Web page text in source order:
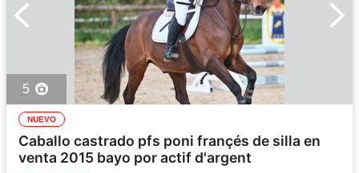
5
NUEVO
Caballo castrado pfs poni françés de silla en
venta 2015 bayo por actif d'argent